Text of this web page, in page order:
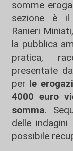
somme
sezione è il
Ranieri
la pubblica
pratica,
presentate
per le
4000 euro
somma.
delle
possibile